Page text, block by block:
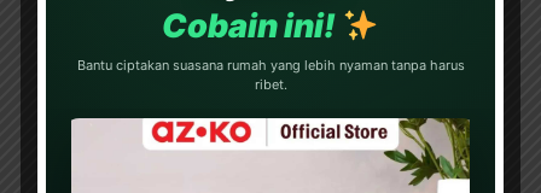
Cobain ini!
Bantu ciptakan suasana rumah yang lebih nyaman tanpa harus
ribet.